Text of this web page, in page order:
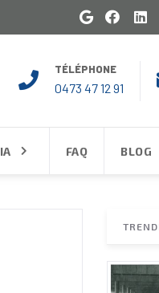
TÉLÉPHONE
0473 47 12 91
FAQ BLOG